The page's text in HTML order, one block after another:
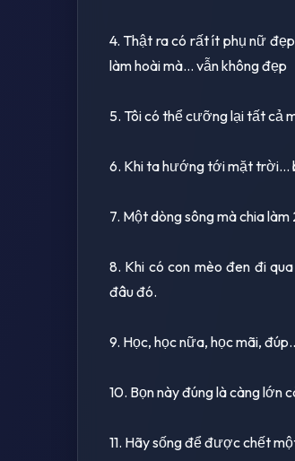
4. Thật ra có rất ít phụ nữ
làm hoài mà... vẫn không đẹp
5. Tôi có thể cưỡng lại tất cả
6. Khi ta hướng tới mặt trời...
7. Một dòng sông mà chia
8. Khi có con mèo đen đi
đâu đó.
9. Học, học nữa, học mãi,
10. Bọn này đúng là càng lớn
11. Hãy sống để được chết